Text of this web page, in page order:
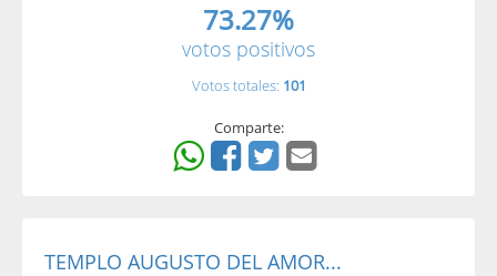
73.27%
votos positivos
Votos totales: 101
Comparte:
TEMPLO AUGUSTO DEL AMOR...